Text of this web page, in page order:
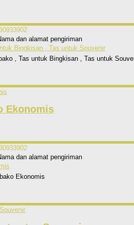
dan alamat pengiriman
, Tas untuk Bingkisan , Tas untuk
Ekonomis
dan alamat pengiriman
Ekonomis